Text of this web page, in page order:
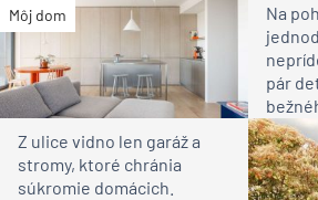
Môj dom
Na
pár
Z ulice vidno len garáž a
stromy, ktoré chránia
súkromie domácich.